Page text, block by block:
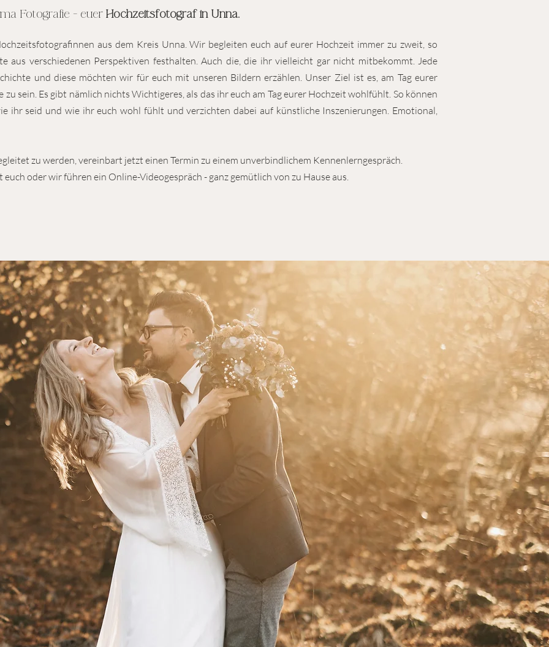
Fotografie - euer Hochzeitsfotograf in Unna.
aus dem Kreis Unna. Wir begleiten euch auf eurer Hochzeit immer zu zweit, so
aus verschiedenen Perspektiven festhalten. Auch die, die ihr vielleicht gar nicht mitbekommt. Jede
und diese möchten wir für euch mit unseren Bildern erzählen. Unser Ziel ist es, am Tag eurer
sein. Es gibt nämlich nichts Wichtigeres, als das ihr euch am Tag eurer Hochzeit wohlfühlt. So können
ihr seid und wie ihr euch wohl fühlt und verzichten dabei auf künstliche Inszenierungen. Emotional,
zu werden, vereinbart jetzt einen Termin zu einem unverbindlichem Kennenlerngespräch.
oder wir führen ein Online-Videogespräch - ganz gemütlich von zu Hause aus.